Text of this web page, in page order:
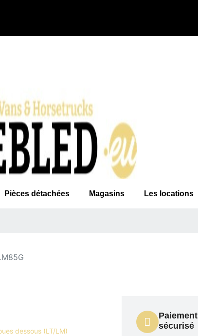
Pièces détachées Magasins Les locations
dessous (LT/LM)
Paiement
sécurisé